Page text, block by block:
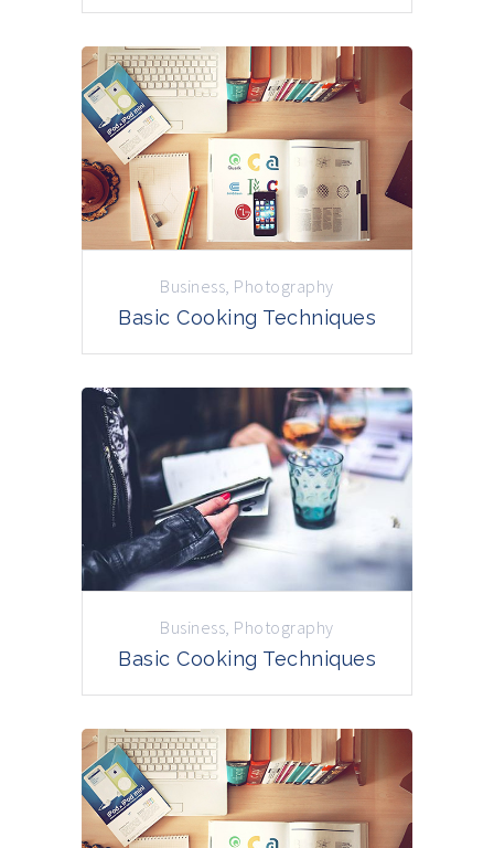
Business Photography
Basic Cooking Techniques
Business Photography
Basic Cooking Techniques